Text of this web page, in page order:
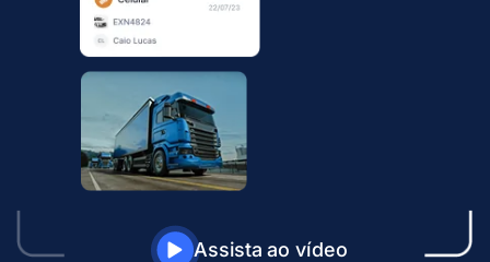
Assista ao vídeo